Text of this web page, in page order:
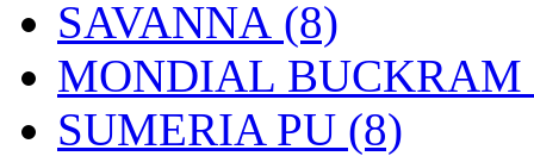
SAVANNA (8)
MONDIAL BUCKRAM
SUMERIA PU (8)